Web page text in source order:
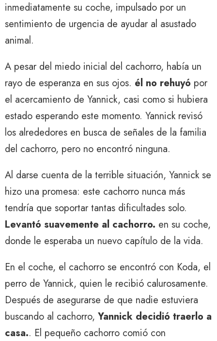
inmediatamente su coche, impulsado por un
sentimiento de urgencia de ayudar al asustado
animal.
A pesar del miedo inicial del cachorro, había un
rayo de esperanza en sus ojos. él no rehuyó por
el acercamiento de Yannick, casi como si hubiera
estado esperando este momento. Yannick revisó
los alrededores en busca de señales de la familia
del cachorro, pero no encontró ninguna.
Al darse cuenta de la terrible situación, Yannick se
hizo una promesa: este cachorro nunca más
tendría que soportar tantas dificultades solo.
Levantó suavemente al cachorro. en su coche,
donde le esperaba un nuevo capítulo de la vida.
En el coche, el cachorro se encontró con Koda, el
perro de Yannick, quien le recibió calurosamente.
Después de asegurarse de que nadie estuviera
buscando al cachorro, Yannick decidió traerlo a
casa.. El pequeño cachorro comió con